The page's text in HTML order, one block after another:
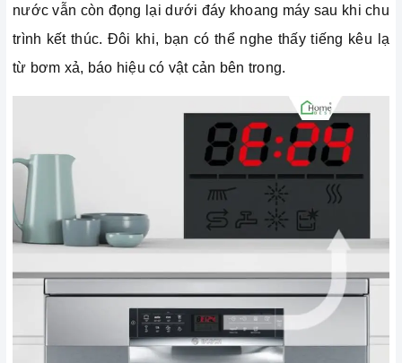
nước vẫn còn đọng lại dưới đáy khoang máy sau khi chu
trình kết thúc. Đôi khi, bạn có thể nghe thấy tiếng kêu lạ
từ bơm xả, báo hiệu có vật cản bên trong.